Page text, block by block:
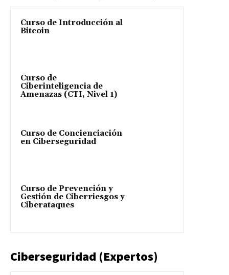
Curso de Introducción al
Bitcoin
Curso de
Ciberinteligencia de
Amenazas (CTI, Nivel 1)
Curso de Concienciación
en Ciberseguridad
Curso de Prevención y
Gestión de Ciberriesgos y
Ciberataques
Ciberseguridad (Expertos)